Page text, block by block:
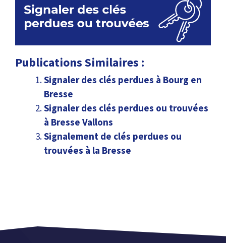
Publications Similaires :
Signaler des clés perdues à Bourg en
Bresse
Signaler des clés perdues ou trouvées
à Bresse Vallons
Signalement de clés perdues ou
trouvées à la Bresse